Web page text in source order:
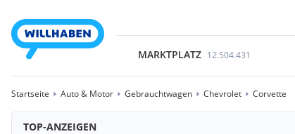
MARKTPLATZ 12.504.431
Startseite Auto & Motor Gebrauchtwagen Chevrolet Corvette
TOP-ANZEIGEN